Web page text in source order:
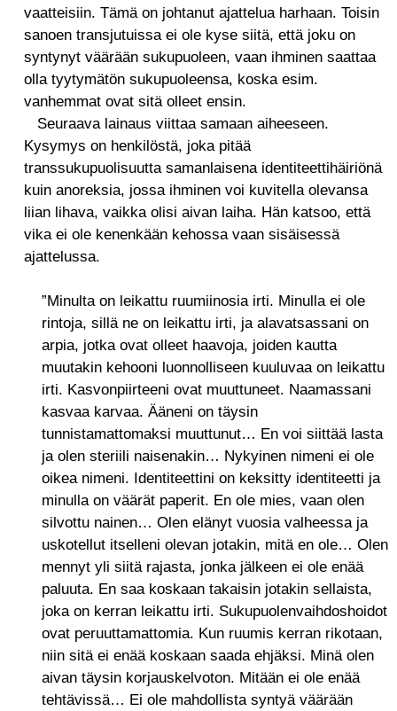
vaatteisiin. Tämä on johtanut ajattelua harhaan. Toisin
sanoen transjutuissa ei ole kyse siitä, että joku on
syntynyt väärään sukupuoleen, vaan ihminen saattaa
olla tyytymätön sukupuoleensa, koska esim.
vanhemmat ovat sitä olleet ensin.
Seuraava lainaus viittaa samaan aiheeseen.
Kysymys on henkilöstä, joka pitää
transsukupuolisuutta samanlaisena identiteettihäiriönä
kuin anoreksia, jossa ihminen voi kuvitella olevansa
liian lihava, vaikka olisi aivan laiha. Hän katsoo, että
vika ei ole kenenkään kehossa vaan sisäisessä
ajattelussa.
”Minulta on leikattu ruumiinosia irti. Minulla ei ole
rintoja, sillä ne on leikattu irti, ja alavatsassani on
arpia, jotka ovat olleet haavoja, joiden kautta
muutakin kehooni luonnolliseen kuuluvaa on leikattu
irti. Kasvonpiirteeni ovat muuttuneet. Naamassani
kasvaa karvaa. Ääneni on täysin
tunnistamattomaksi muuttunut… En voi siittää lasta
ja olen steriili naisenakin… Nykyinen nimeni ei ole
oikea nimeni. Identiteettini on keksitty identiteetti ja
minulla on väärät paperit. En ole mies, vaan olen
silvottu nainen… Olen elänyt vuosia valheessa ja
uskotellut itselleni olevan jotakin, mitä en ole… Olen
mennyt yli siitä rajasta, jonka jälkeen ei ole enää
paluuta. En saa koskaan takaisin jotakin sellaista,
joka on kerran leikattu irti. Sukupuolenvaihdoshoidot
ovat peruuttamattomia. Kun ruumis kerran rikotaan,
niin sitä ei enää koskaan saada ehjäksi. Minä olen
aivan täysin korjauskelvoton. Mitään ei ole enää
tehtävissä… Ei ole mahdollista syntyä väärään